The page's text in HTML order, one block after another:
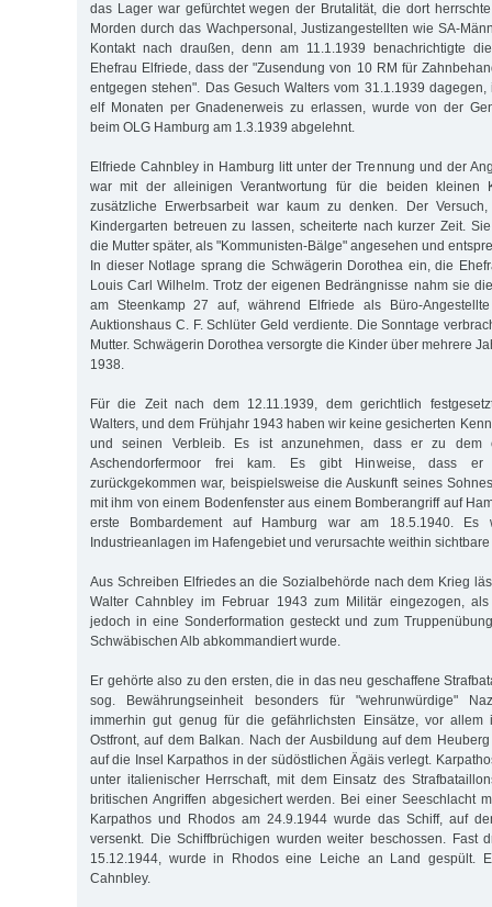
das Lager war gefürchtet wegen der Brutalität, die dort
Morden durch das Wachpersonal, Justizangestellten wie SA-
Kontakt nach draußen, denn am 11.1.1939 benachrichtigte
Ehefrau Elfriede, dass der "Zusendung von 10 RM für
entgegen stehen". Das Gesuch Walters vom 31.1.1939
elf Monaten per Gnadenerweis zu erlassen, wurde von der
beim OLG Hamburg am 1.3.1939 abgelehnt.
Elfriede Cahnbley in Hamburg litt unter der Trennung und der
war mit der alleinigen Verantwortung für die beiden kleinen
zusätzliche Erwerbsarbeit war kaum zu denken. Der
Kindergarten betreuen zu lassen, scheiterte nach kurzer Zeit.
die Mutter später, als "Kommunisten-Bälge" angesehen und
In dieser Notlage sprang die Schwägerin Dorothea ein, die
Louis Carl Wilhelm. Trotz der eigenen Bedrängnisse nahm sie
am Steenkamp 27 auf, während Elfriede als Büro-
Auktionshaus C. F. Schlüter Geld verdiente. Die Sonntage
Mutter. Schwägerin Dorothea versorgte die Kinder über mehrere
1938.
Für die Zeit nach dem 12.11.1939, dem gerichtlich
Walters, und dem Frühjahr 1943 haben wir keine gesicherten
und seinen Verbleib. Es ist anzunehmen, dass er zu dem
Aschendorfermoor frei kam. Es gibt Hinweise, dass
zurückgekommen war, beispielsweise die Auskunft seines
mit ihm von einem Bodenfenster aus einem Bomberangriff auf
erste Bombardement auf Hamburg war am 18.5.1940. Es
Industrieanlagen im Hafengebiet und verursachte weithin sichtbare
Aus Schreiben Elfriedes an die Sozialbehörde nach dem Krieg
Walter Cahnbley im Februar 1943 zum Militär eingezogen, als
jedoch in eine Sonderformation gesteckt und zum
Schwäbischen Alb abkommandiert wurde.
Er gehörte also zu den ersten, die in das neu geschaffene
sog. Bewährungseinheit besonders für "wehrunwürdige"
immerhin gut genug für die gefährlichsten Einsätze, vor allem
Ostfront, auf dem Balkan. Nach der Ausbildung auf dem
auf die Insel Karpathos in der südöstlichen Ägäis verlegt.
unter italienischer Herrschaft, mit dem Einsatz des
britischen Angriffen abgesichert werden. Bei einer Seeschlacht
Karpathos und Rhodos am 24.9.1944 wurde das Schiff, auf
versenkt. Die Schiffbrüchigen wurden weiter beschossen. Fast
15.12.1944, wurde in Rhodos eine Leiche an Land gespült.
Cahnbley.